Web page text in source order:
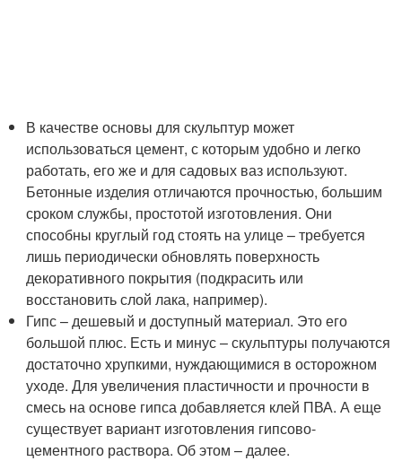
В качестве основы для скульптур может
использоваться цемент, с которым удобно и легко
работать, его же и для садовых ваз используют.
Бетонные изделия отличаются прочностью, большим
сроком службы, простотой изготовления. Они
способны круглый год стоять на улице – требуется
лишь периодически обновлять поверхность
декоративного покрытия (подкрасить или
восстановить слой лака, например).
Гипс – дешевый и доступный материал. Это его
большой плюс. Есть и минус – скульптуры получаются
достаточно хрупкими, нуждающимися в осторожном
уходе. Для увеличения пластичности и прочности в
смесь на основе гипса добавляется клей ПВА. А еще
существует вариант изготовления гипсово-
цементного раствора. Об этом – далее.